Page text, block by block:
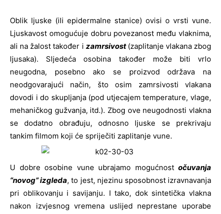
Oblik ljuske (ili epidermalne stanice) ovisi o vrsti vune.
Ljuskavost omogućuje dobru povezanost među vlaknima,
ali na žalost također i zamrsivost (zaplitanje vlakana zbog
ljusaka). Sljedeća osobina također može biti vrlo
neugodna, posebno ako se proizvod održava na
neodgovarajući način, što osim zamrsivosti vlakana
dovodi i do skupljanja (pod utjecajem temperature, vlage,
mehaničkog gužvanja, itd.). Zbog ove neugodnosti vlakna
se dodatno obrađuju, odnosno ljuske se prekrivaju
tankim filmom koji će spriječiti zaplitanje vune.
U dobre osobine vune ubrajamo mogućnost očuvanja
“novog” izgleda, to jest, njezinu sposobnost izravnavanja
pri oblikovanju i savijanju. I tako, dok sintetička vlakna
nakon izvjesnog vremena uslijed neprestane uporabe